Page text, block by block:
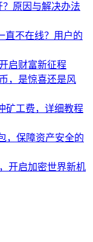
？原因与解决办法
直不在线？用户的
启财富新征程
，是惊喜还是风
矿工费，详细教程
，保障资产安全的
开启加密世界新机